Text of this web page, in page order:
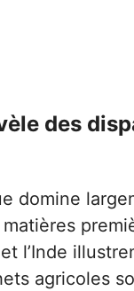
des
domine
l’Inde
agricoles